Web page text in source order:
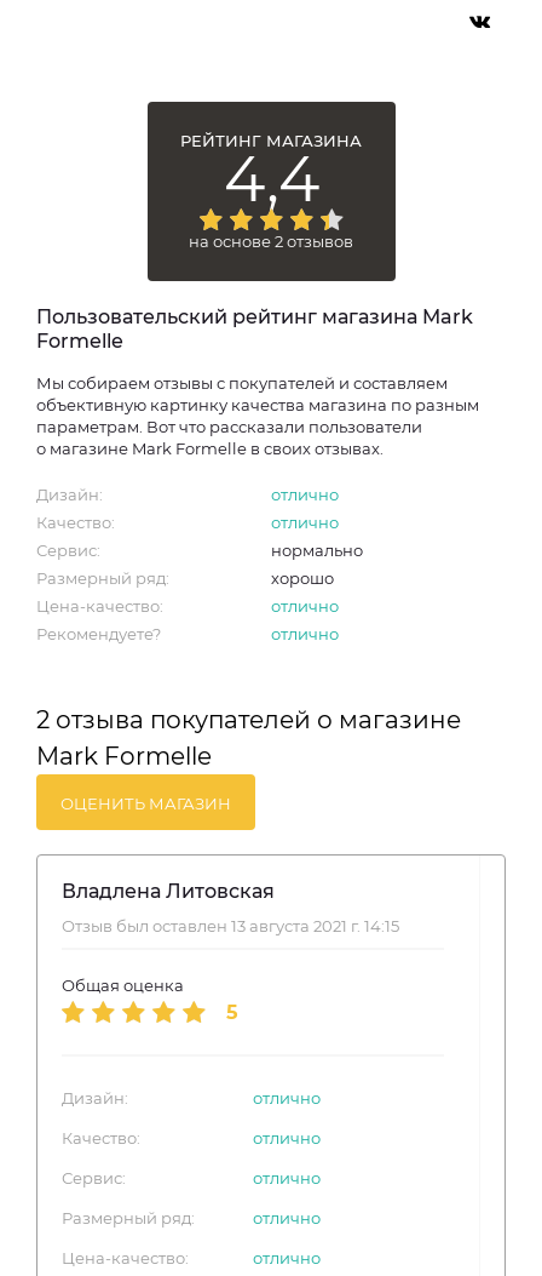
РЕЙТИНГ МАГАЗИНА
4,4
на основе 2 отзывов
Пользовательский рейтинг магазина Mark
Formelle
Мы собираем отзывы с покупателей и составляем
объективную картинку качества магазина по разным
параметрам. Вот что рассказали пользователи
о магазине Mark Formelle в своих отзывах.
Дизайн:
отлично
Качество:
отлично
Сервис:
нормально
Размерный ряд:
хорошо
Цена-качество:
отлично
Рекомендуете?
отлично
2 отзыва покупателей о магазине
Mark Formelle
ОЦЕНИТЬ МАГАЗИН
Владлена Литовская
Отзыв был оставлен 13 августа 2021 г. 14:15
Общая оценка
5
Дизайн: отлично
Качество: отлично
Сервис: отлично
Размерный ряд: отлично
Цена-качество: отлично